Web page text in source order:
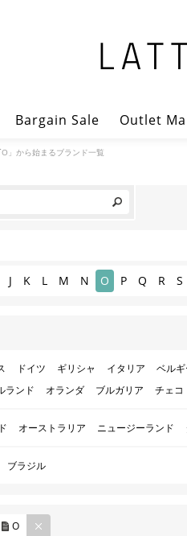
Bargain Sale Outlet
O」から始まるブランド一覧
J K L M N O P Q R S
ドイツ ギリシャ イタリア
ベル
ランド オランダ ブルガリア チェコ
オーストラリア ニュージーランド
ブラジル
O
REM
OVE